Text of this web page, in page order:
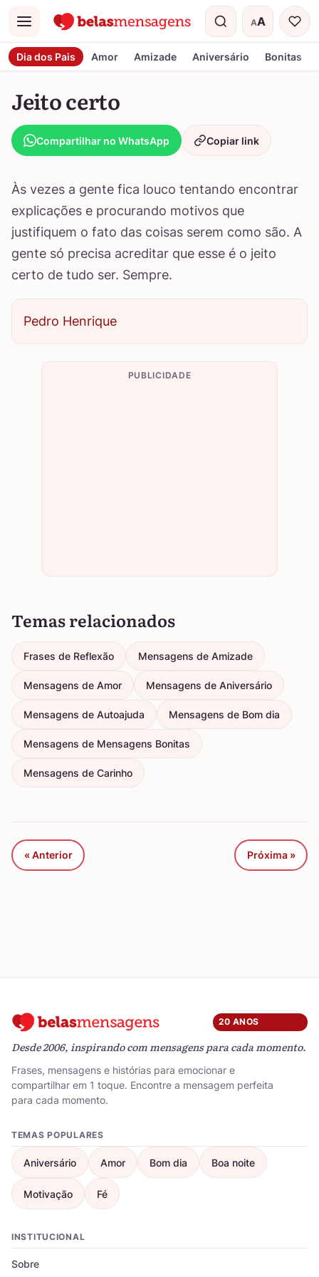
Menu AA
Tamanho do
Dia dos Pais Amor Amizade Aniversário Bonitas
Jeito certo
Compartilhar no WhatsApp Copiar link
Às vezes a gente fica louco tentando encontrar
explicações e procurando motivos que
justifiquem o fato das coisas serem como são. A
gente só precisa acreditar que esse é o jeito
certo de tudo ser. Sempre.
Pedro Henrique
PUBLICIDADE
Temas relacionados
Frases de Reflexão Mensagens de Amizade
Mensagens de Amor Mensagens de Aniversário
Mensagens de Autoajuda Mensagens de Bom dia
Mensagens de Mensagens Bonitas
Mensagens de Carinho
« Anterior Próxima »
20 ANOS
Desde 2006, inspirando com mensagens para cada momento.
Frases, mensagens e histórias para emocionar e
compartilhar em 1 toque. Encontre a mensagem perfeita
para cada momento.
TEMAS POPULARES
Aniversário Amor Bom dia Boa noite
Motivação Fé
INSTITUCIONAL
Sobre